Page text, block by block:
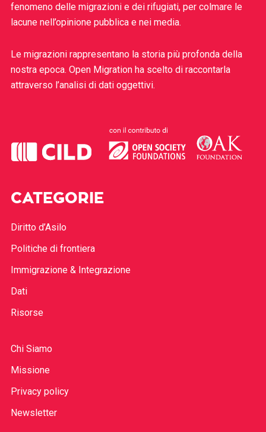
fenomeno delle migrazioni e dei rifugiati, per colmare le
lacune nell’opinione pubblica e nei media.
Le migrazioni rappresentano la storia più profonda della
nostra epoca. Open Migration ha scelto di raccontarla
attraverso l’analisi di dati oggettivi.
CATEGORIE
Diritto d’Asilo
Politiche di frontiera
Immigrazione & Integrazione
Dati
Risorse
Chi Siamo
Missione
Privacy policy
Newsletter